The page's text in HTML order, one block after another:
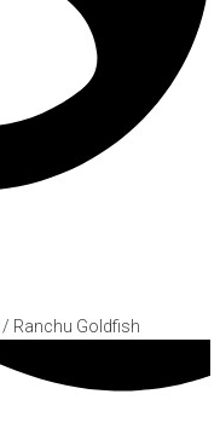
/ Ranchu Goldfish